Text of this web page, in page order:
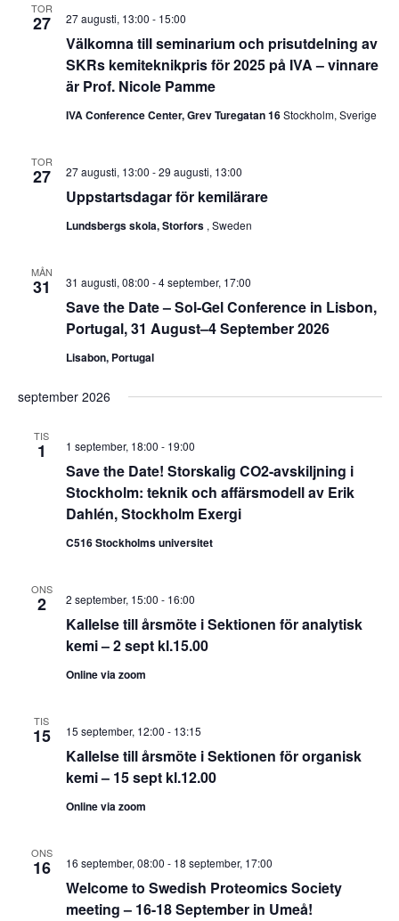
TOR
27
Välkomna till seminarium och prisutdelning av
SKRs kemiteknikpris för 2025 på IVA – vinnare
är Prof. Nicole Pamme
27 augusti, 13:00 - 15:00
IVA Conference Center, Grev Turegatan 16Stockholm, Sverige
TOR
27
Uppstartsdagar för kemilärare
27 augusti, 13:00 -29 augusti, 13:00
Lundsbergs skola, Storfors , Sweden
MÅN
31
Save the Date – Sol-Gel Conference in Lisbon,
Portugal, 31 August–4 September 2026
31 augusti, 08:00 -4 september, 17:00
Lisabon, Portugal
september 2026
TIS
1
Save the Date! Storskalig CO2-avskiljning i
Stockholm: teknik och affärsmodell av Erik
Dahlén, Stockholm Exergi
1 september, 18:00 - 19:00
C516 Stockholms universitet
ONS
2
Kallelse till årsmöte i Sektionen för analytisk
kemi – 2 sept kl.15.00
2 september, 15:00 - 16:00
Online via zoom
TIS
15
Kallelse till årsmöte i Sektionen för organisk
kemi – 15 sept kl.12.00
15 september, 12:00 - 13:15
Online via zoom
ONS
16
Welcome to Swedish Proteomics Society
meeting – 16-18 September in Umeå!
16 september, 08:00 - 18 september, 17:00